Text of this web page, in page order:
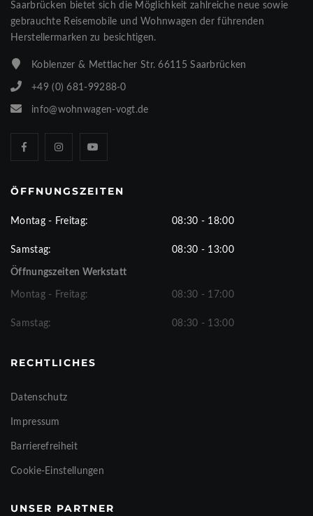
Saarbrücken bietet sich die Möglichkeit zahlreiche neue sowie
gebrauchte Reisemobile und Wohnwagen der führenden
Herstellermarken zu besichtigen.
Koblenzer & Mettlacher Str. 66115 Saarbrücken
+49 (0) 681-99288-0
info@wohnwagen-vogt.de
ÖFFNUNGSZEITEN
Montag - Freitag: 08:30 - 18:00
Samstag: 08:30 - 13:00
Öffnungszeiten Werkstatt
Montag - Freitag: 08:30 - 17:00
Samstag: 08:30 - 13:00
RECHTLICHES
Datenschutz
Impressum
Barrierefreiheit
Cookie-Einstellungen
UNSER PARTNER